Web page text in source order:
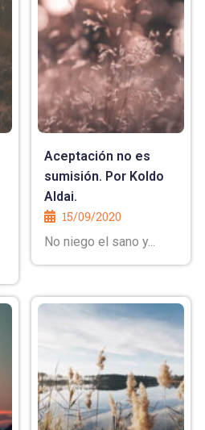
Aceptación no es
sumisión. Por Koldo
Aldai.
15/09/2020
No niego el sano y...